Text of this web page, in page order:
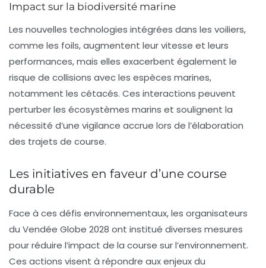
Impact sur la biodiversité marine
Les nouvelles technologies intégrées dans les voiliers,
comme les foils, augmentent leur vitesse et leurs
performances, mais elles exacerbent également le
risque de collisions avec les espèces marines,
notamment les cétacés. Ces interactions peuvent
perturber les écosystèmes marins et soulignent la
nécessité d’une vigilance accrue lors de l’élaboration
des trajets de course.
Les initiatives en faveur d’une course
durable
Face à ces défis environnementaux, les organisateurs
du Vendée Globe 2028 ont institué diverses mesures
pour réduire l’impact de la course sur l’environnement.
Ces actions visent à répondre aux enjeux du